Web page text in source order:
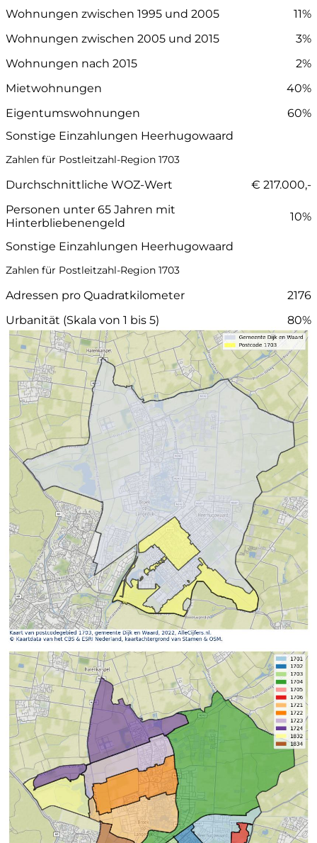
Wohnungen zwischen 1995 und 2005
11%
Wohnungen zwischen 2005 und 2015
3%
Wohnungen nach 2015
2%
Mietwohnungen
40%
Eigentumswohnungen
60%
Sonstige Einzahlungen Heerhugowaard
Zahlen für Postleitzahl-Region 1703
Durchschnittliche WOZ-Wert
€ 217.000,-
Personen unter 65 Jahren mit
Hinterbliebenengeld
10%
Sonstige Einzahlungen Heerhugowaard
Zahlen für Postleitzahl-Region 1703
Adressen pro Quadratkilometer
2176
Urbanität (Skala von 1 bis 5)
80%